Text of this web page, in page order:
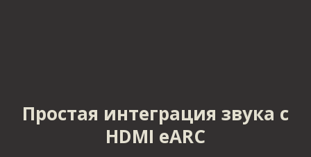
Простая интеграция звука с
HDMI eARC